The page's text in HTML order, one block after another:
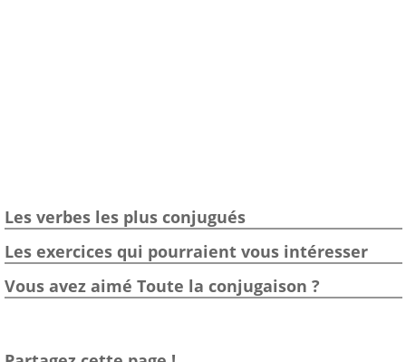
Les verbes les plus conjugués
Les exercices qui pourraient vous intéresser
Vous avez aimé Toute la conjugaison ?